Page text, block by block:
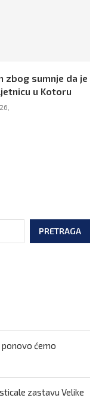
zbog sumnje da je
u Kotoru
PRETRAGA
ponovo ćemo
zastavu Velike